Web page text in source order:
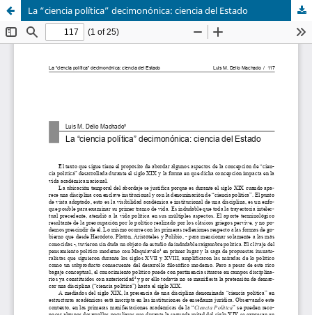
La “ciencia política” decimonónica: ciencia del Estado